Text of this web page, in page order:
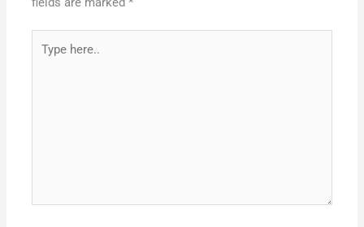
here..